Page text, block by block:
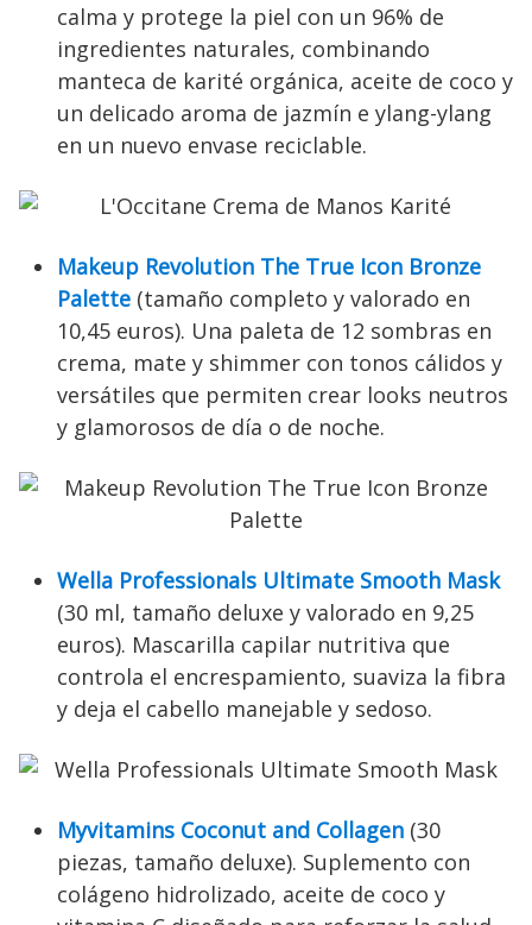
calma y protege la piel con un 96% de
ingredientes naturales, combinando
manteca de karité orgánica, aceite de coco y
un delicado aroma de jazmín e ylang-ylang
en un nuevo envase reciclable.
Makeup Revolution The True Icon Bronze
Palette (tamaño completo y valorado en
10,45 euros). Una paleta de 12 sombras en
crema, mate y shimmer con tonos cálidos y
versátiles que permiten crear looks neutros
y glamorosos de día o de noche.
Wella Professionals Ultimate Smooth Mask
(30 ml, tamaño deluxe y valorado en 9,25
euros). Mascarilla capilar nutritiva que
controla el encrespamiento, suaviza la fibra
y deja el cabello manejable y sedoso.
Myvitamins Coconut and Collagen (30
piezas, tamaño deluxe). Suplemento con
colágeno hidrolizado, aceite de coco y